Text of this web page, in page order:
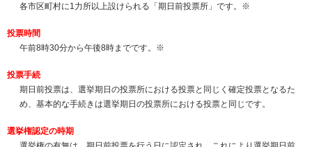
各市区町村に1力所以上設けられる「期日前投票所」です。 ※
投票時間
午前8時30分から午後8時までです。 ※
投票手続
期日前投票は、選挙期日の投票所における投票と同じく確定投票となるた
め、基本的な手続きは選挙期日の投票所における投票と同じです。
選挙権認定の時期